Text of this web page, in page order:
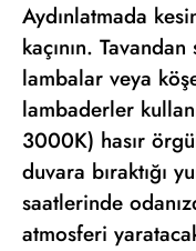
Aydınlatmada
kaçının.
lambalar veya
lambaderler
3000K) hasır
duvara bıraktığı
saatlerinde
atmosferi